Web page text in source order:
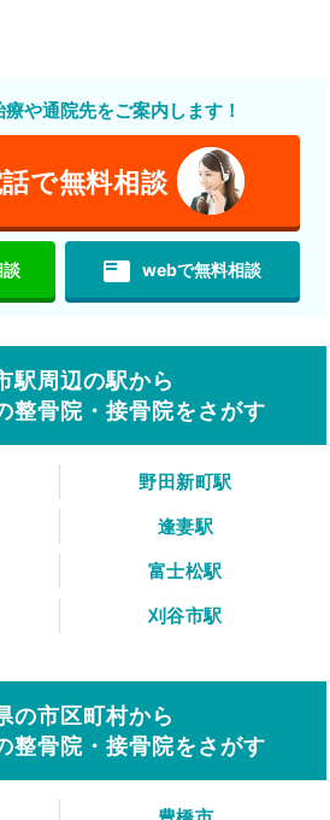
や通院先をご案内します！
で無料相談
featured_play_list webで無料相談
駅周辺の駅から
整骨院・接骨院をさがす
野田新町駅
逢妻駅
富士松駅
刈谷市駅
の市区町村から
整骨院・接骨院をさがす